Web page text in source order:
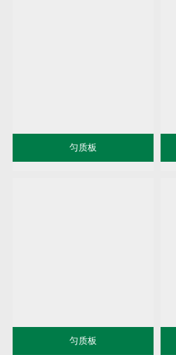
匀质板
匀质板